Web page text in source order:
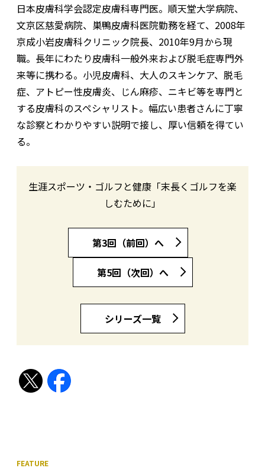
日本皮膚科学会認定皮膚科専門医。順天堂大学病院、
文京区慈愛病院、巣鴨皮膚科医院勤務を経て、2008年
京成小岩皮膚科クリニック院長、2010年9月から現
職。長年にわたり皮膚科一般外来および脱毛症専門外
来等に携わる。小児皮膚科、大人のスキンケア、脱毛
症、アトピー性皮膚炎、じん麻疹、ニキビ等を専門と
する皮膚科のスペシャリスト。幅広い患者さんに丁寧
な診察とわかりやすい説明で接し、厚い信頼を得てい
る。
生涯スポーツ・ゴルフと健康「末長くゴルフを楽
しむために」
第3回（前回）へ
第5回（次回）へ
シリーズ一覧